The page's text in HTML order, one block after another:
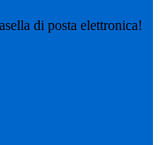
di posta elettronica!